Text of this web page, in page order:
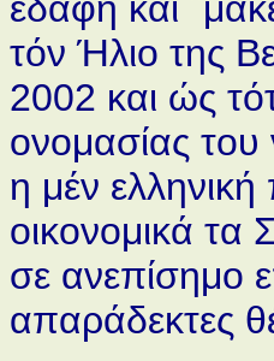
τόν Ήλιο της
2002 και ώς
ονομασίας
η μέν
οικονομικά τα
σε ανεπίσημο
απαράδεκτες